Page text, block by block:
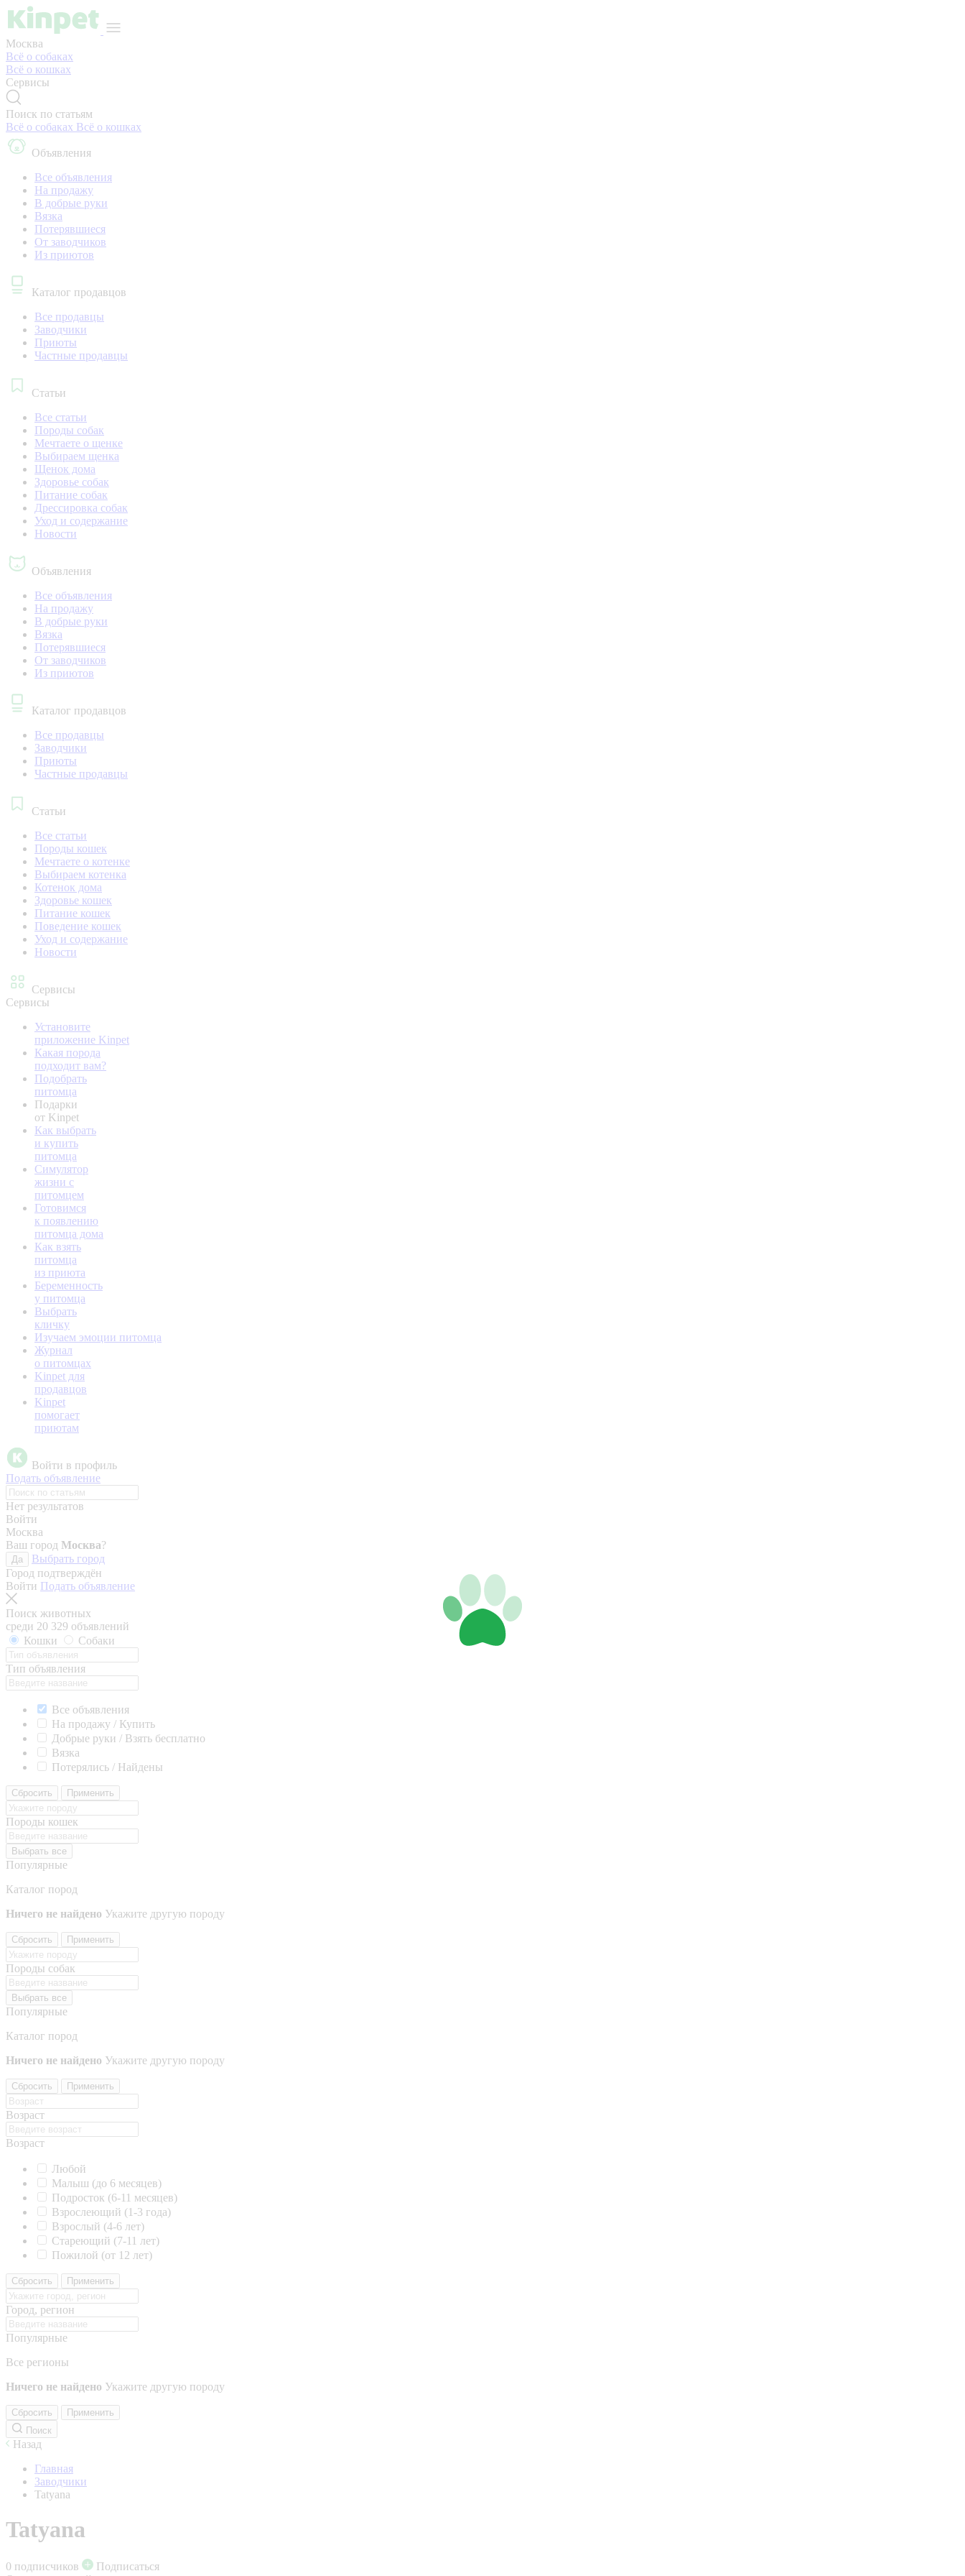
Москва
Всё о собаках
Всё о кошках
Сервисы
Поиск по статьям
Всё о собаках Всё о кошках
Объявления
Все объявления
На продажу
В добрые руки
Вязка
Потерявшиеся
От заводчиков
Из приютов
Каталог продавцов
Все продавцы
Заводчики
Приюты
Частные продавцы
Статьи
Все статьи
Породы собак
Мечтаете о щенке
Выбираем щенка
Щенок дома
Здоровье собак
Питание собак
Дрессировка собак
Уход и содержание
Новости
Объявления
Все объявления
На продажу
В добрые руки
Вязка
Потерявшиеся
От заводчиков
Из приютов
Каталог продавцов
Все продавцы
Заводчики
Приюты
Частные продавцы
Статьи
Все статьи
Породы кошек
Мечтаете о котенке
Выбираем котенка
Котенок дома
Здоровье кошек
Питание кошек
Поведение кошек
Уход и содержание
Новости
Сервисы
Сервисы
Установите
приложение Kinpet
Какая порода
подходит вам?
Подобрать
питомца
Подарки
от Kinpet
Как выбрать
и купить
питомца
Симулятор
жизни с
питомцем
Готовимся
к появлению
питомца дома
Как взять
питомца
из приюта
Беременность
у питомца
Выбрать
кличку
Изучаем эмоции питомца
Журнал
о питомцах
Kinpet для
продавцов
Kinpet
помогает
приютам
Войти в профиль
Подать объявление
Нет результатов
Войти
Москва
Ваш город Москва?
Да
Выбрать город
Город подтверждён
Войти Подать объявление
Поиск животных
среди 20 329 объявлений
Кошки
Собаки
Тип объявления
Все объявления
На продажу / Купить
Добрые руки / Взять бесплатно
Вязка
Потерялись / Найдены
Сбросить Применить
Породы кошек
Выбрать все
Популярные
Каталог пород
Ничего не найдено Укажите другую породу
Сбросить Применить
Породы собак
Выбрать все
Популярные
Каталог пород
Ничего не найдено Укажите другую породу
Сбросить Применить
Возраст
Возраст
Любой
Малыш (до 6 месяцев)
Подросток (6-11 месяцев)
Взрослеющий (1-3 года)
Взрослый (4-6 лет)
Стареющий (7-11 лет)
Пожилой (от 12 лет)
Сбросить Применить
Город, регион
Популярные
Все регионы
Ничего не найдено Укажите другую породу
Сбросить
Применить
Поиск
Назад
Главная
Заводчики
Tatyana
Tatyana
0 подписчиков
Подписаться